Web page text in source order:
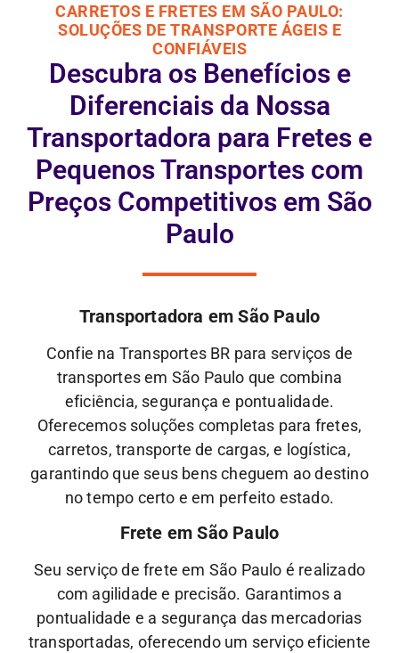
CARRETOS E FRETES EM SÃO PAULO:
SOLUÇÕES DE TRANSPORTE ÁGEIS E
CONFIÁVEIS
Descubra os Benefícios e
Diferenciais da Nossa
Transportadora para Fretes e
Pequenos Transportes com
Preços Competitivos em São
Paulo
Transportadora em São Paulo
Confie na Transportes BR para serviços de
transportes em São Paulo que combina
eficiência, segurança e pontualidade.
Oferecemos soluções completas para fretes,
carretos, transporte de cargas, e logística,
garantindo que seus bens cheguem ao destino
no tempo certo e em perfeito estado.
Frete em São Paulo
Seu serviço de frete em São Paulo é realizado
com agilidade e precisão. Garantimos a
pontualidade e a segurança das mercadorias
transportadas, oferecendo um serviço eficiente